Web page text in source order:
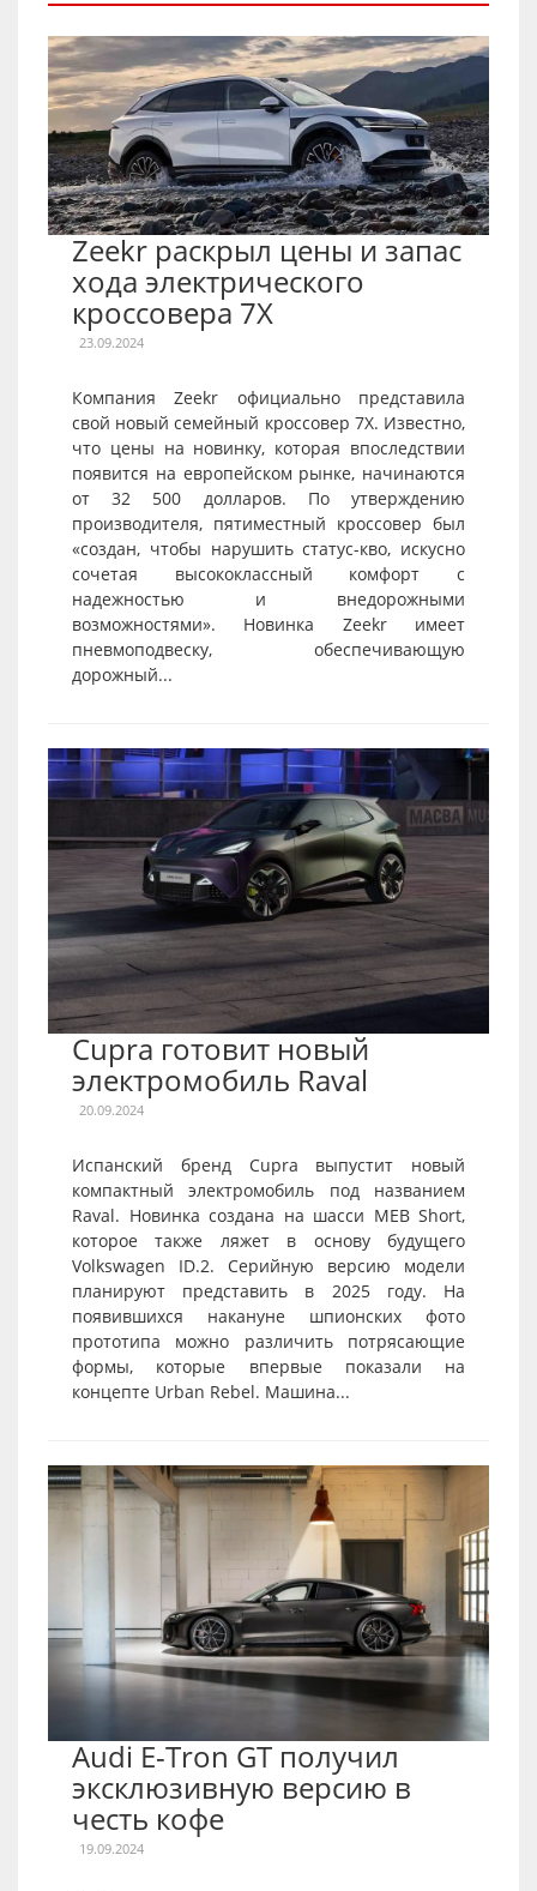
Zeekr раскрыл цены и запас
хода электрического
кроссовера 7X
23.09.2024
Компания Zeekr официально представила
свой новый семейный кроссовер 7X. Известно,
что цены на новинку, которая впоследствии
появится на европейском рынке, начинаются
от 32 500 долларов. По утверждению
производителя, пятиместный кроссовер был
«создан, чтобы нарушить статус-кво, искусно
сочетая высококлассный комфорт с
надежностью и внедорожными
возможностями». Новинка Zeekr имеет
пневмоподвеску, обеспечивающую
дорожный...
Cupra готовит новый
электромобиль Raval
20.09.2024
Испанский бренд Cupra выпустит новый
компактный электромобиль под названием
Raval. Новинка создана на шасси MEB Short,
которое также ляжет в основу будущего
Volkswagen ID.2. Серийную версию модели
планируют представить в 2025 году. На
появившихся накануне шпионских фото
прототипа можно различить потрясающие
формы, которые впервые показали на
концепте Urban Rebel. Машина...
Audi E-Tron GT получил
эксклюзивную версию в
честь кофе
19.09.2024